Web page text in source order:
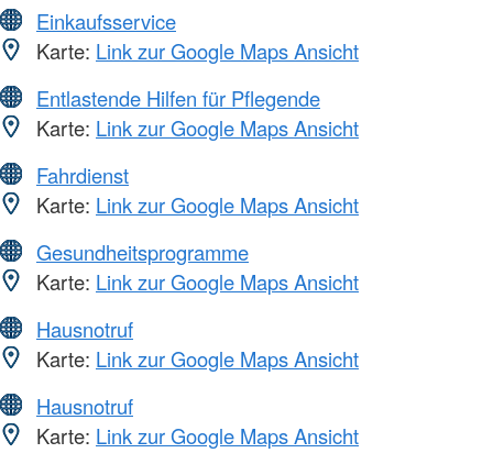
Einkaufsservice
Karte: Link zur Google Maps Ansicht
Entlastende Hilfen für Pflegende
Karte: Link zur Google Maps Ansicht
Fahrdienst
Karte: Link zur Google Maps Ansicht
Gesundheitsprogramme
Karte: Link zur Google Maps Ansicht
Hausnotruf
Karte: Link zur Google Maps Ansicht
Hausnotruf
Karte: Link zur Google Maps Ansicht